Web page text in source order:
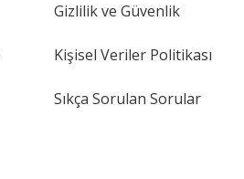
Gizlilik ve Güvenlik
Kişisel Veriler Politikası
Sıkça Sorulan Sorular